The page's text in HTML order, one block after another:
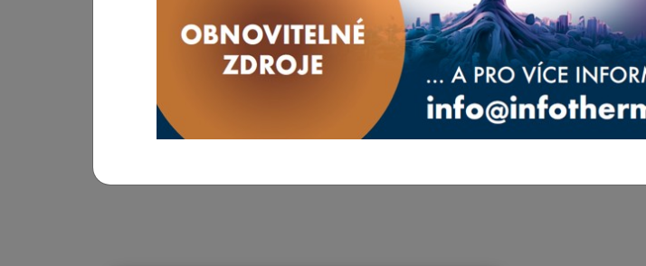
výstava ukazuje směry, kterými se bude problematika energií a úspor v nejbližší
zřejmé, že bez inovací, chytrých řešení či změnách přístupu budou některé objekty
ekonomicky neudržitelné nebo v nejlepším případě provozně extrémně nákladné.
REGISTRACE